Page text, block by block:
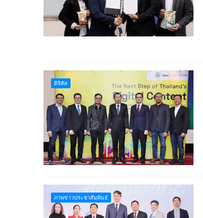
ดิจิทัล
ภาพข่าวประชาสัมพันธ์